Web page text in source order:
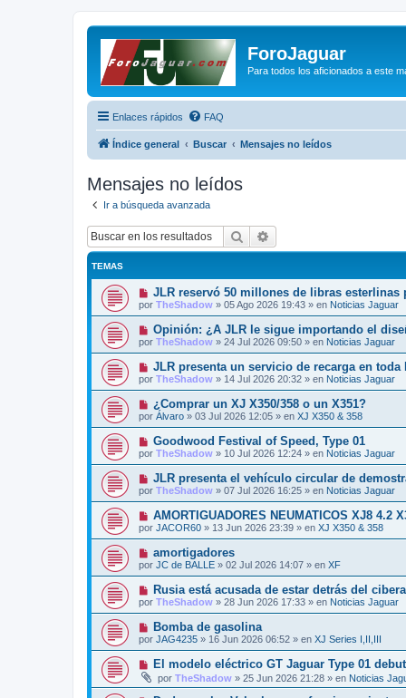
ForoJaguar
Para todos los aficionados a este
Enlaces rápidos FAQ
Índice general Buscar Mensajes no leídos
Mensajes no leídos
Ir a búsqueda avanzada
Buscar
TEMAS
N
u
e
o
m
e
n
s
a
e
JLR reservó 50 millones de libras
por TheShadow » 05 Ago 2026 19:43 » en Noticias Jaguar
N
u
e
o
m
e
s
a
e
Opinión: ¿A JLR le sigue importando el
por TheShadow » 24 Jul 2026 09:50 » en Noticias Jaguar
N
u
e
o
m
e
n
s
a
e
JLR presenta un servicio de recarga en toda
por TheShadow » 14 Jul 2026 20:32 » en Noticias Jaguar
N
u
e
o
m
e
n
s
a
e
¿Comprar un XJ X350/358 o un X351?
por Álvaro » 03 Jul 2026 12:05 » en XJ X350 & 358
N
u
e
o
m
e
n
s
a
e
Goodwood Festival of Speed, Type 01
por TheShadow » 10 Jul 2026 12:24 » en Noticias Jaguar
N
u
e
o
m
e
n
s
a
e
JLR presenta el vehículo circular de
por TheShadow » 07 Jul 2026 16:25 » en Noticias Jaguar
N
u
e
o
m
e
s
a
e
AMORTIGUADORES NEUMATICOS XJ8 4.2
por JACOR60 » 13 Jun 2026 23:39 » en XJ X350 & 358
N
u
e
v
o
m
e
s
a
e
amortigadores
por JC de BALLE » 02 Jul 2026 14:07 » en XF
N
u
e
v
o
m
e
s
a
Rusia está acusada de estar detrás del
por TheShadow » 28 Jun 2026 17:33 » en Noticias Jaguar
N
u
e
v
o
m
e
Bomba de gasolina
por JAG4235 » 16 Jun 2026 06:52 » en XJ Series I,II,III
N
e
v
El modelo eléctrico GT Jaguar Type 01
por TheShadow » 25 Jun 2026 21:28 » en Noticias